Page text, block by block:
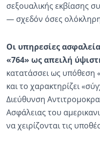
σεξουαλικής εκβίασης
— σχεδόν όσες
Οι υπηρεσίες
«764» ως απειλή
κατατάσσει ως υπόθεση
και το χαρακτηρίζει
Διεύθυνση
Ασφάλειας του
να χειρίζονται τις